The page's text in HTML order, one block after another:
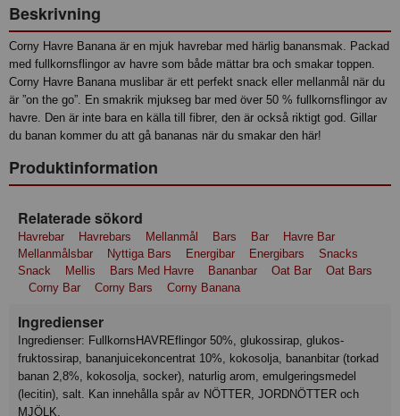
Beskrivning
Corny Havre Banana är en mjuk havrebar med härlig banansmak. Packad
med fullkornsflingor av havre som både mättar bra och smakar toppen.
Corny Havre Banana muslibar är ett perfekt snack eller mellanmål när du
är ”on the go”. En smakrik mjukseg bar med över 50 % fullkornsflingor av
havre. Den är inte bara en källa till fibrer, den är också riktigt god. Gillar
du banan kommer du att gå bananas när du smakar den här!
Produktinformation
Relaterade sökord
Havrebar Havrebars Mellanmål Bars Bar
Havre Bar
Mellanmålsbar
Nyttiga Bars Energibar Energibars
Snacks
Snack
Mellis Bars Med Havre Bananbar Oat Bar
Oat Bars
Corny Bar
Corny Bars Corny Banana
Ingredienser
fruktossirap, bananjuicekoncentrat 10%, kokosolja, bananbitar (torkad
banan 2,8%, kokosolja, socker), naturlig arom, emulgeringsmedel
(lecitin), salt. Kan innehålla spår av NÖTTER, JORDNÖTTER och
MJÖLK.